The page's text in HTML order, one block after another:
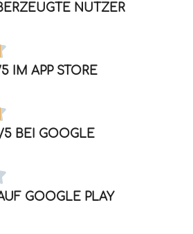
NUTZER
IM APP STORE
5 BEI GOOGLE
GOOGLE PLAY